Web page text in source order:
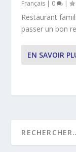
Français | 0 |
Restaurant
passer un bon
EN SAVOIR